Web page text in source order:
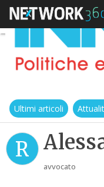
Ultimi articoli
R
avvocato